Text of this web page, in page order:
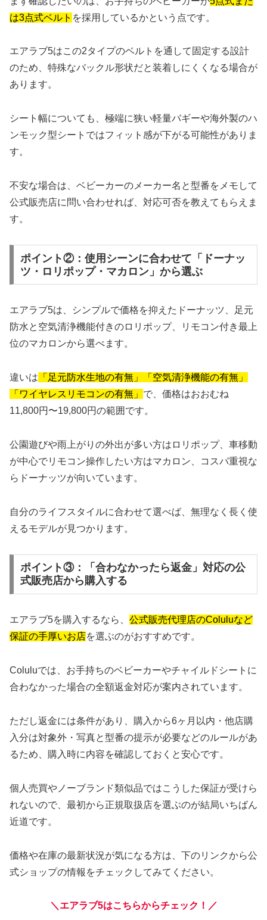
は3点式ベルト を採用しているかという点です。
エアラブ5はこの2タイプのベルトを通して固定する設計
のため、特殊なバックル形状だと装着しにくくなる場合が
あります。
シート幅についても、極端に狭い軽量バギーや海外製のハ
ンモック型シートではフィット感が下がる可能性がありま
す。
不安な場合は、ベビーカーのメーカー名と型番をメモして
公式販売店に問い合わせれば、対応可否を教えてもらえま
す。
ポイント②：使用シーンに合わせて「ドーナッ
ツ・ロリポップ・マカロン」から選ぶ
エアラブ5は、シンプルで価格を抑えたドーナッツ、足元
防水と空気清浄機能付きのロリポップ、リモコン付き最上
位のマカロンから選べます。
違いは 「足元防水生地の有無」「空気清浄機能の有無」
「ワイヤレスリモコンの有無」 で、価格はおおむね
11,800円〜19,800円の範囲です。
公園遊びや雨上がりの外出が多い方はロリポップ、車移動
が中心でリモコン操作したい方はマカロン、コスパ重視な
らドーナッツが向いています。
自分のライフスタイルに合わせて選べば、無理なく長く使
えるモデルが見つかります。
ポイント③：「合わなかったら返金」対応の公
式販売店から購入する
エアラブ5を購入するなら、 公式販売代理店のColuluなど
保証の手厚いお店を選ぶのがおすすめです。
Coluluでは、お手持ちのベビーカーやチャイルドシートに
合わなかった場合の全額返金対応が案内されています。
ただし返金には条件があり、購入から6ヶ月以内・他店購
入分は対象外・写真と型番の提示が必要などのルールがあ
るため、購入時に内容を確認しておくと安心です。
個人売買やノーブランド類似品ではこうした保証が受けら
れないので、最初から正規取扱店を選ぶのが結局いちばん
近道です。
価格や在庫の最新状況が気になる方は、下のリンクから公
式ショップの情報をチェックしてみてください。
＼エアラブ5はこちらからチェック！／